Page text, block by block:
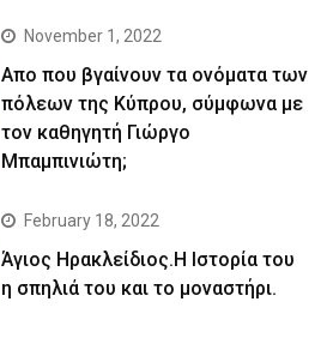
November 1, 2022
Απο που βγαίνουν τα ονόματα των
πόλεων της Κύπρου, σύμφωνα με
τον καθηγητή Γιώργο
Μπαμπινιώτη;
February 18, 2022
Άγιος Ηρακλείδιος.Η Ιστορία του
η σπηλιά του και το μοναστήρι.